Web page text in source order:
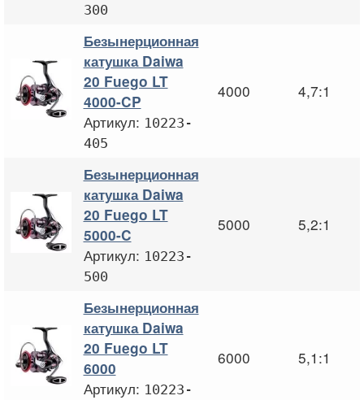
300
Безынерционная
катушка Daiwa
20 Fuego LT
4000-CP
Артикул: 10223-
405
4000 4,7:1
Безынерционная
катушка Daiwa
20 Fuego LT
5000-C
Артикул: 10223-
500
5000 5,2:1
Безынерционная
катушка Daiwa
20 Fuego LT
6000
Артикул: 10223-
6000 5,1:1